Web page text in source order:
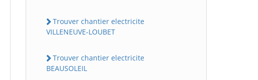
Trouver chantier electricite
VILLENEUVE-LOUBET
Trouver chantier electricite
BEAUSOLEIL